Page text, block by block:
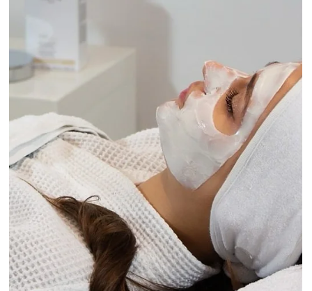
Istituto Matis di Gattoni S. Domodossola
6 feb
Tempo di lettura: 2 min
Trucco occhi intenso: come valorizzare e
detergere lo sguardo
Nei primi mesi del 2026 il trucco occhi diventa protagonista
assoluto. Smokey eyes intensi e colorati, eyeliner grafici e
mascara decisi definiscono uno sguardo espressivo, creativo e
sempre più personalizzato. La tendenza è chiara: dare spazio
all’immaginazione e concentrare tutta l’attenzione sugli occhi,
trasformandoli nel vero punto focale del make-up. Per